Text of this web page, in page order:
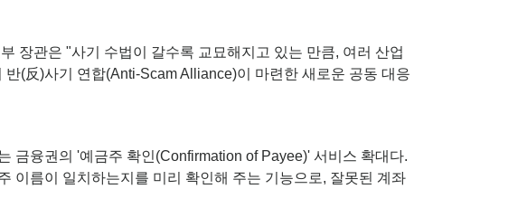
장관은 "사기 수법이 갈수록 교묘해지고 있는 만큼, 여러 산업
(反)사기 연합(Anti-Scam Alliance)이 마련한 새로운 공동 대응
금융권의 '예금주 확인(Confirmation of Payee)' 서비스 확대다.
이름이 일치하는지를 미리 확인해 주는 기능으로, 잘못된 계좌